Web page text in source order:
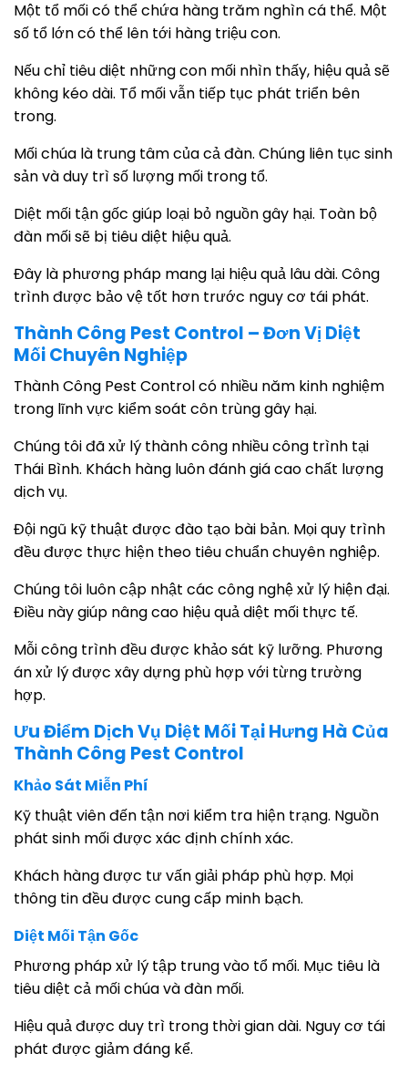
Một tổ mối có thể chứa hàng trăm nghìn cá thể. Một
số tổ lớn có thể lên tới hàng triệu con.
Nếu chỉ tiêu diệt những con mối nhìn thấy, hiệu quả sẽ
không kéo dài. Tổ mối vẫn tiếp tục phát triển bên
trong.
Mối chúa là trung tâm của cả đàn. Chúng liên tục sinh
sản và duy trì số lượng mối trong tổ.
Diệt mối tận gốc giúp loại bỏ nguồn gây hại. Toàn bộ
đàn mối sẽ bị tiêu diệt hiệu quả.
Đây là phương pháp mang lại hiệu quả lâu dài. Công
trình được bảo vệ tốt hơn trước nguy cơ tái phát.
Thành Công Pest Control – Đơn Vị Diệt
Mối Chuyên Nghiệp
Thành Công Pest Control có nhiều năm kinh nghiệm
trong lĩnh vực kiểm soát côn trùng gây hại.
Chúng tôi đã xử lý thành công nhiều công trình tại
Thái Bình. Khách hàng luôn đánh giá cao chất lượng
dịch vụ.
Đội ngũ kỹ thuật được đào tạo bài bản. Mọi quy trình
đều được thực hiện theo tiêu chuẩn chuyên nghiệp.
Chúng tôi luôn cập nhật các công nghệ xử lý hiện đại.
Điều này giúp nâng cao hiệu quả diệt mối thực tế.
Mỗi công trình đều được khảo sát kỹ lưỡng. Phương
án xử lý được xây dựng phù hợp với từng trường
hợp.
Ưu Điểm Dịch Vụ Diệt Mối Tại Hưng Hà Của
Thành Công Pest Control
Khảo Sát Miễn Phí
Kỹ thuật viên đến tận nơi kiểm tra hiện trạng. Nguồn
phát sinh mối được xác định chính xác.
Khách hàng được tư vấn giải pháp phù hợp. Mọi
thông tin đều được cung cấp minh bạch.
Diệt Mối Tận Gốc
Phương pháp xử lý tập trung vào tổ mối. Mục tiêu là
tiêu diệt cả mối chúa và đàn mối.
Hiệu quả được duy trì trong thời gian dài. Nguy cơ tái
phát được giảm đáng kể.